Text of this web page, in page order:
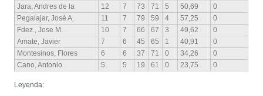
Jara, Andres de la
12 7 73 71 5 50,69
0
Pegalajar, José A.
11 7 79 59 4 57,25
0
Fdez., Jose M.
10 7 66 67 3 49,62
0
Amate, Javier
7 6 45 65 1 40,91
0
Montesinos, Flores
6 6 37 71 0 34,26
0
Cano, Antonio
5 5 19 61 0 23,75 0
Leyenda: